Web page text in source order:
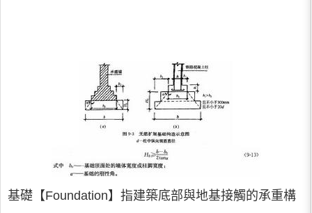
基礎【Foundation】指建築底部與地基接觸的承重構